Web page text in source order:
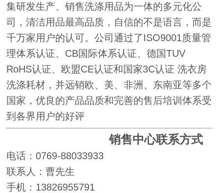
集研发生产、销售洗涤用品为一体的多元化公
司，清洁用品最高品质，自信的不是语言，而是
千万家用户的认可。公司通过了ISO9001质量管
理体系认证、CB国际体系认证、德国TUV
RoHS认证、欧盟CE认证和国家3C认证洗衣房
洗涤耗材，并远销欧、美、非洲、东南亚等多个
国家，优良的产品品质和完善的售后培训体系受
到各界用户的好评
销售中心联系方式
电话：0769-88033933
联系人：曹先生
手机： 13826955791